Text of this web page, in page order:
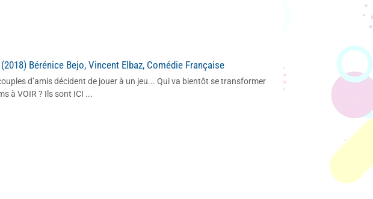
Bérénice Bejo, Vincent Elbaz, Comédie Française
d’amis décident de jouer à un jeu... Qui va bientôt se transformer
à VOIR ? Ils sont ICI ...